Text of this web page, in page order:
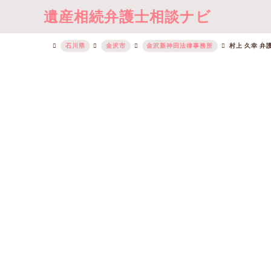
遺産相続弁護士相談ナビ
石川県 金沢市 金沢新神田法律事務所 村上 久幸 弁